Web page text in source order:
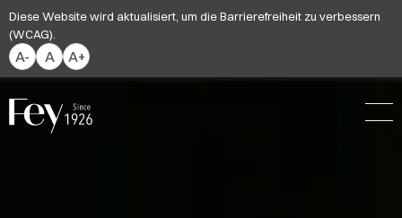
Diese Website wird aktualisiert, um die Barrierefreiheit zu verbessern
(WCAG).
A- A A+